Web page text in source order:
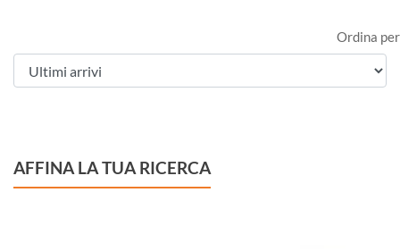
AFFINA LA TUA RICERCA
Ordina per